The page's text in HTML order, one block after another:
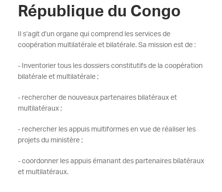
République du Congo
Il s’agit d’un organe qui comprend les services de
coopération multilatérale et bilatérale. Sa mission est de :
- Inventorier tous les dossiers constitutifs de la coopération
bilatérale et multilatérale ;
- rechercher de nouveaux partenaires bilatéraux et
multilatéraux ;
- rechercher les appuis multiformes en vue de réaliser les
projets du ministère ;
- coordonner les appuis émanant des partenaires bilatéraux
et multilatéraux.